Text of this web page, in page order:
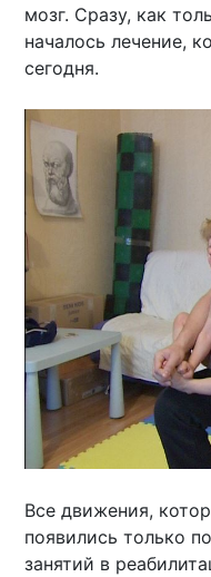
мозг. Сразу, как
началось лечение,
сегодня.
Все движения,
появились только
занятий в